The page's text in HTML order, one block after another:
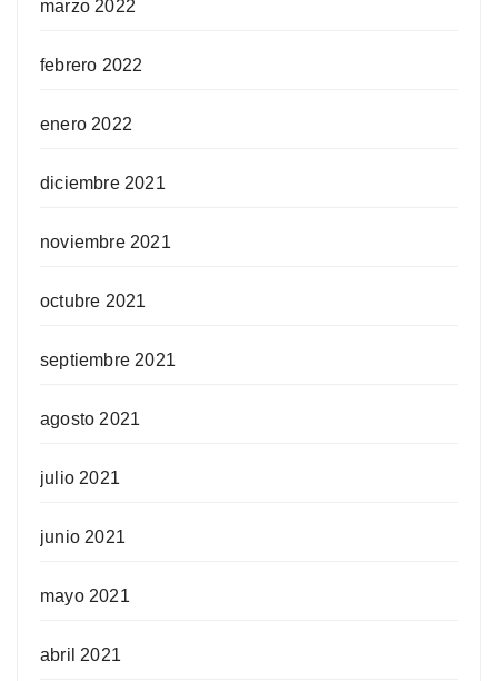
marzo 2022
febrero 2022
enero 2022
diciembre 2021
noviembre 2021
octubre 2021
septiembre 2021
agosto 2021
julio 2021
junio 2021
mayo 2021
abril 2021